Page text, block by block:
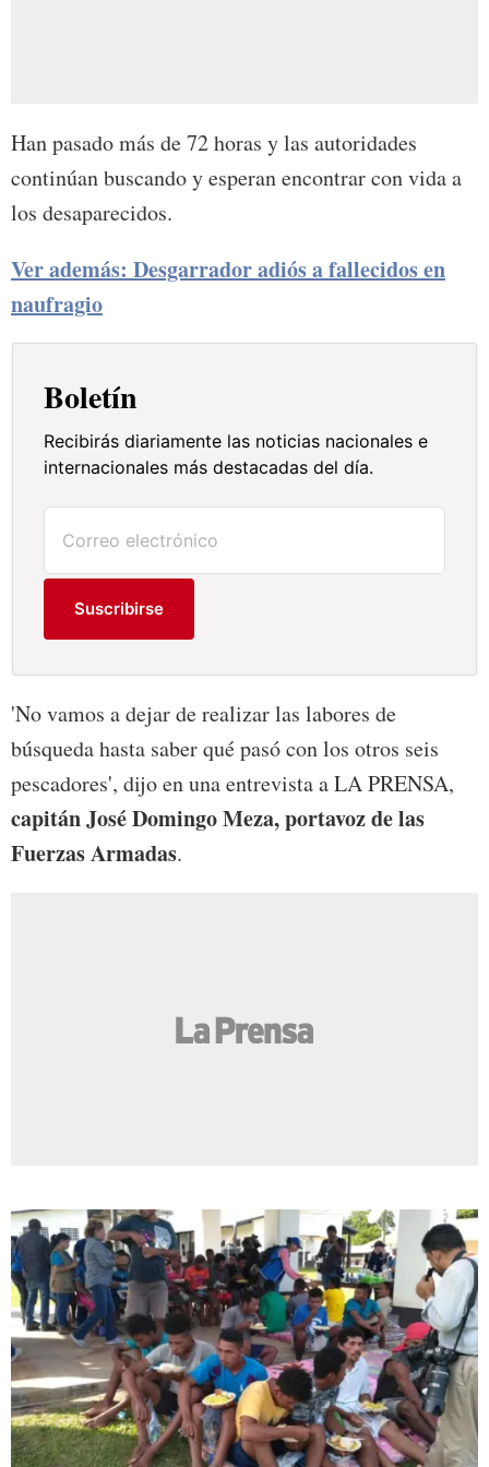
Han pasado más de 72 horas y las autoridades
continúan buscando y esperan encontrar con vida a
los desaparecidos.
Ver además: Desgarrador adiós a fallecidos en
naufragio
Boletín
Recibirás diariamente las noticias nacionales e
internacionales más destacadas del día.
Suscribirse
'No vamos a dejar de realizar las labores de
búsqueda hasta saber qué pasó con los otros seis
pescadores', dijo en una entrevista a LA PRENSA,
capitán José Domingo Meza, portavoz de las
Fuerzas Armadas.